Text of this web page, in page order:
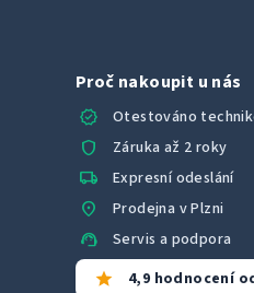
Proč nakoupit u nás
verified
Otestováno
shield Záruka až 2 roky
local_shipping Expresní odeslání
location_on Prodejna v Plzni
support_agent Servis a podpora
star 4,9 hodnocení